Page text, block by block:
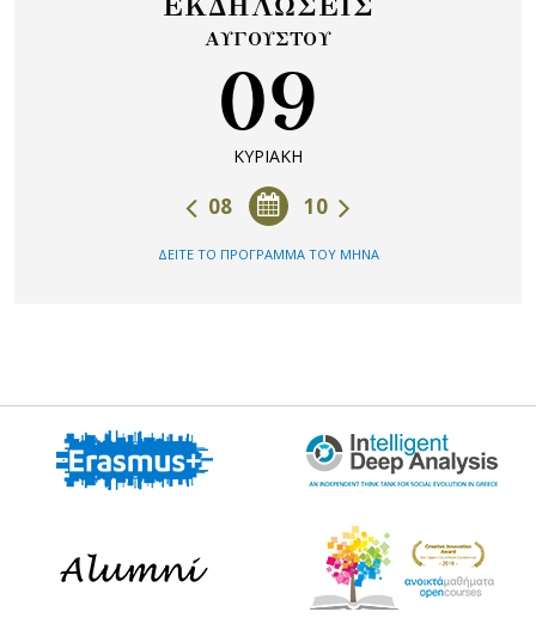
ΑΥΓΟΥΣΤΟΥ
09
ΚΥΡΙΑΚΗ
10
08
ΔΕΙΤΕ ΤΟ ΠΡΟΓΡΑΜΜΑ ΤΟΥ ΜΗΝΑ